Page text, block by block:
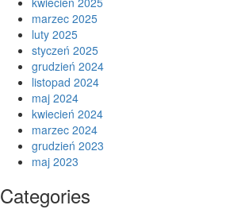
marzec 2025
luty 2025
styczeń 2025
grudzień 2024
listopad 2024
maj 2024
kwiecień 2024
marzec 2024
grudzień 2023
maj 2023
Categories